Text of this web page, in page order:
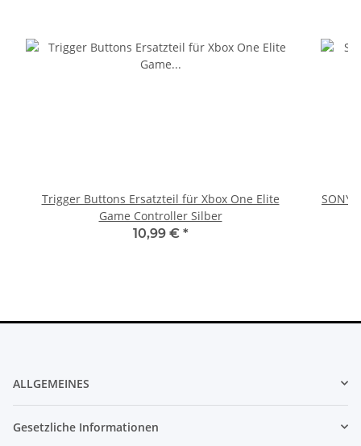
Trigger Buttons Ersatzteil für Xbox One Elite
Game Controller Silber
10,99 € *
SONY
ALLGEMEINES
Gesetzliche Informationen